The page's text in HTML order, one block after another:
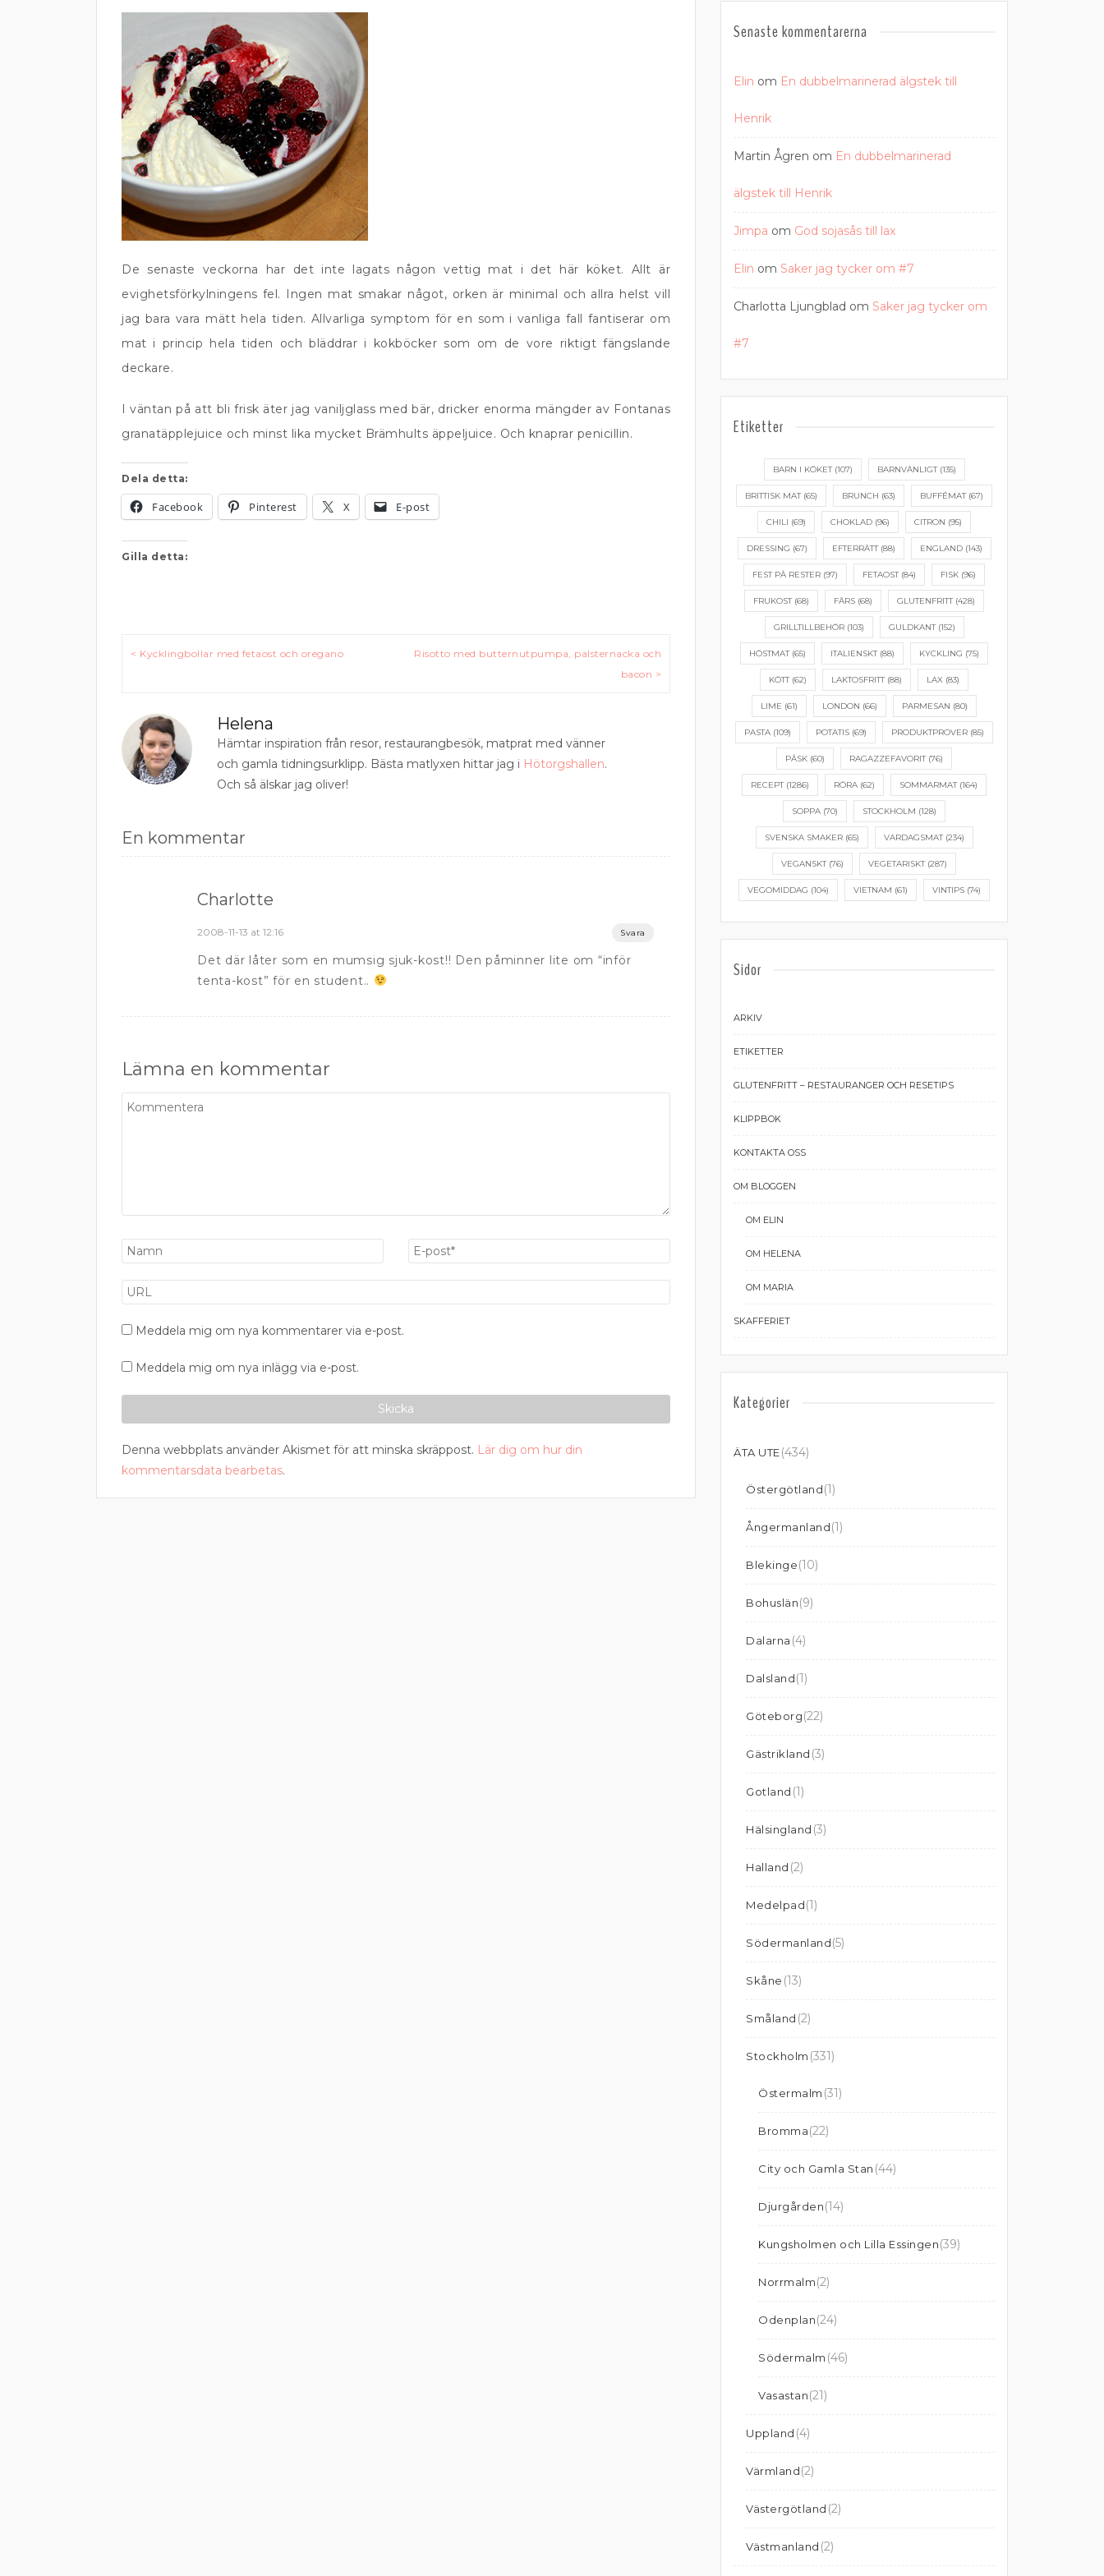
De senaste veckorna har det inte lagats någon vettig mat i det här köket. Allt är
evighetsförkylningens fel. Ingen mat smakar något, orken är minimal och allra helst vill
jag bara vara mätt hela tiden. Allvarliga symptom för en som i vanliga fall fantiserar om
mat i princip hela tiden och bläddrar i kokböcker som om de vore riktigt fängslande
deckare.
I väntan på att bli frisk äter jag vaniljglass med bär, dricker enorma mängder av Fontanas
granatäpplejuice och minst lika mycket Brämhults äppeljuice. Och knaprar penicillin.
Dela detta:
Facebook Pinterest X E-post
Gilla detta:
Inläggsnavigering
< Kycklingbollar med fetaost och oregano
Risotto med butternutpumpa, palsternacka och
bacon >
Helena
Hämtar inspiration från resor, restaurangbesök, matprat med vänner
och gamla tidningsurklipp. Bästa matlyxen hittar jag i Hötorgshallen.
Och så älskar jag oliver!
En kommentar
Charlotte
2008-11-13 at 12:16 Svara
Det där låter som en mumsig sjuk-kost!! Den påminner lite om “inför
tenta-kost” för en student..
Lämna en kommentar
Meddela mig om nya kommentarer via e-post.
Meddela mig om nya inlägg via e-post.
Denna webbplats använder Akismet för att minska skräppost. Lär dig om hur din
kommentarsdata bearbetas.
Senaste kommentarerna
Elin om En dubbelmarinerad älgstek till
Henrik
Martin Ågren om En dubbelmarinerad
älgstek till Henrik
Jimpa om God sojasås till lax
Elin om Saker jag tycker om #7
Charlotta Ljungblad om Saker jag tycker om
#7
Etiketter
BARN I KÖKET(107) BARNVÄNLIGT(135)
BRITTISK MAT(65) BRUNCH (63) BUFFÉMAT(67)
CHILI (69) CHOKLAD (96) CITRON (95)
DRESSING (67) EFTERRÄTT(88) ENGLAND(143)
FEST PÅ RESTER (97) FETAOST(84) FISK (96)
FRUKOST(68) FÄRS (68) GLUTENFRITT(428)
GRILLTILLBEHÖR(103) GULDKANT(152)
HÖSTMAT(65) ITALIENSKT(88) KYCKLING (75)
KÖTT(62) LAKTOSFRITT(88) LAX (83)
LIME (61) LONDON (66) PARMESAN (80)
PASTA (109) POTATIS (69) PRODUKTPROVER (85)
PÅSK (60) RAGAZZEFAVORIT(76)
RECEPT(1286) RÖRA (62) SOMMARMAT(164)
SOPPA (70) STOCKHOLM (128)
SVENSKA SMAKER(65) VARDAGSMAT(234)
VEGANSKT(76) VEGETARISKT(287)
VEGOMIDDAG (104) VIETNAM (61) VINTIPS (74)
Sidor
ARKIV
ETIKETTER
GLUTENFRITT – RESTAURANGER OCH RESETIPS
KLIPPBOK
KONTAKTA OSS
OM BLOGGEN
OM ELIN
OM HELENA
OM MARIA
SKAFFERIET
Kategorier
ÄTA UTE(434)
Östergötland(1)
Ångermanland(1)
Blekinge(10)
Bohuslän(9)
Dalarna (4)
Dalsland(1)
Göteborg(22)
Gästrikland (3)
Gotland (1)
Hälsingland (3)
Halland (2)
Medelpad(1)
Södermanland(5)
Skåne (13)
Småland (2)
Stockholm (331)
Östermalm (31)
Bromma(22)
City och Gamla Stan (44)
Djurgården(14)
Kungsholmen och Lilla Essingen(39)
Norrmalm(2)
Odenplan(24)
Södermalm (46)
Vasastan(21)
Uppland (4)
Värmland(2)
Västergötland (2)
Västmanland (2)